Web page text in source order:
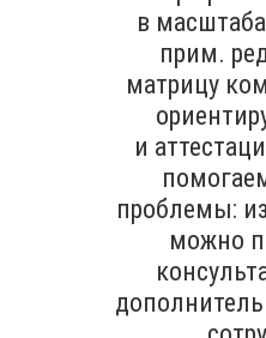
в
прим.
матрицу
и
проблемы:
можно